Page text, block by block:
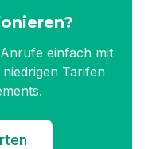
einfach mit
Tarifen